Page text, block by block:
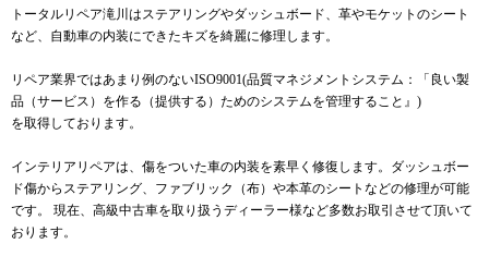
トータルリペア滝川はステアリングやダッシュボード、革やモケットのシート
など、自動車の内装にできたキズを綺麗に修理します。
リペア業界ではあまり例のないISO9001(品質マネジメントシステム：「良い製
品（サービス）を作る（提供する）ためのシステムを管理すること』)
を取得しております。
インテリアリペアは、傷をついた車の内装を素早く修復します。ダッシュボー
ド傷からステアリング、ファブリック（布）や本革のシートなどの修理が可能
です。 現在、高級中古車を取り扱うディーラー様など多数お取引させて頂いて
おります。